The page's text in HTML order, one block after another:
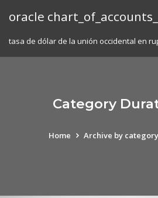
oracle
tasa de dólar de la unión occidental en
Category
Home Archive by